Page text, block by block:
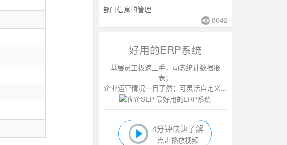
部门信息的管理
8642
好用的ERP系统
基层员工极速上手，动态统计数据报
表；
企业运营情况一目了然；可灵活自定义...
4分钟快速了解
点击播放视频